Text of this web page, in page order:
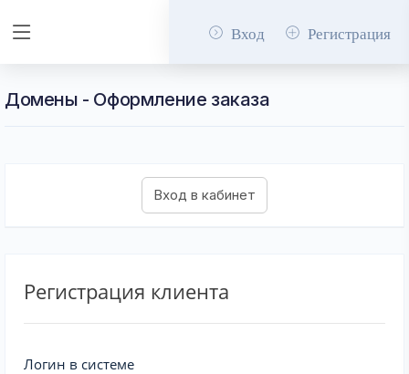
Вход Регистрация
Домены - Оформление заказа
Регистрация клиента
Логин в системе